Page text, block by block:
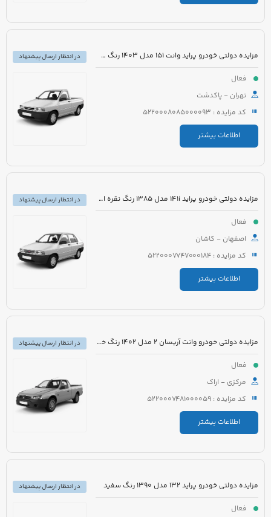
مزایده دولتی خودرو پراید وانت 151 مدل 1403 رنگ سفید صدفی
فعال
تهران - پاکدشت
کد مزایده : 5220008085000093
اطلاعات بیشتر
در انتظار ارسال پیشنهاد
مزایده دولتی خودرو پراید 141i مدل 1385 رنگ نقره ای متالیک
فعال
اصفهان - کاشان
کد مزایده : 5220007747000184
اطلاعات بیشتر
در انتظار ارسال پیشنهاد
مزایده دولتی خودرو وانت آریسان 2 مدل 1402 رنگ خاکستری متالیک
فعال
مرکزی - اراک
کد مزایده : 5220007481000059
اطلاعات بیشتر
در انتظار ارسال پیشنهاد
مزایده دولتی خودرو پراید 132 مدل 1390 رنگ سفید
فعال
در انتظار ارسال پیشنهاد